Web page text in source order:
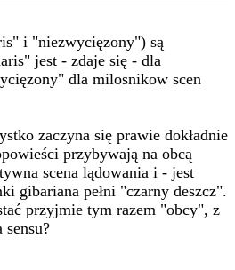
i "niezwycięzony") są
jest - zdaje się - dla
dla milosnikow scen
zaczyna się prawie dokładnie
przybywają na obcą
scena lądowania i - jest
gibariana pełni "czarny deszcz".
przyjmie tym razem "obcy", z